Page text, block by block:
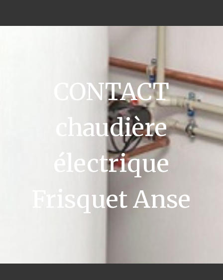
CONTACT
chaudière
électrique
Frisquet Anse